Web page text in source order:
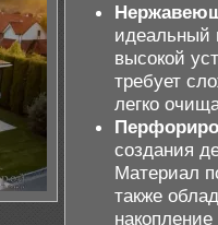
идеальный
высокой
требует
легко
создания
Материал
также
накопление